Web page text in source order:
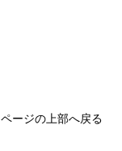
ページの上部へ戻る